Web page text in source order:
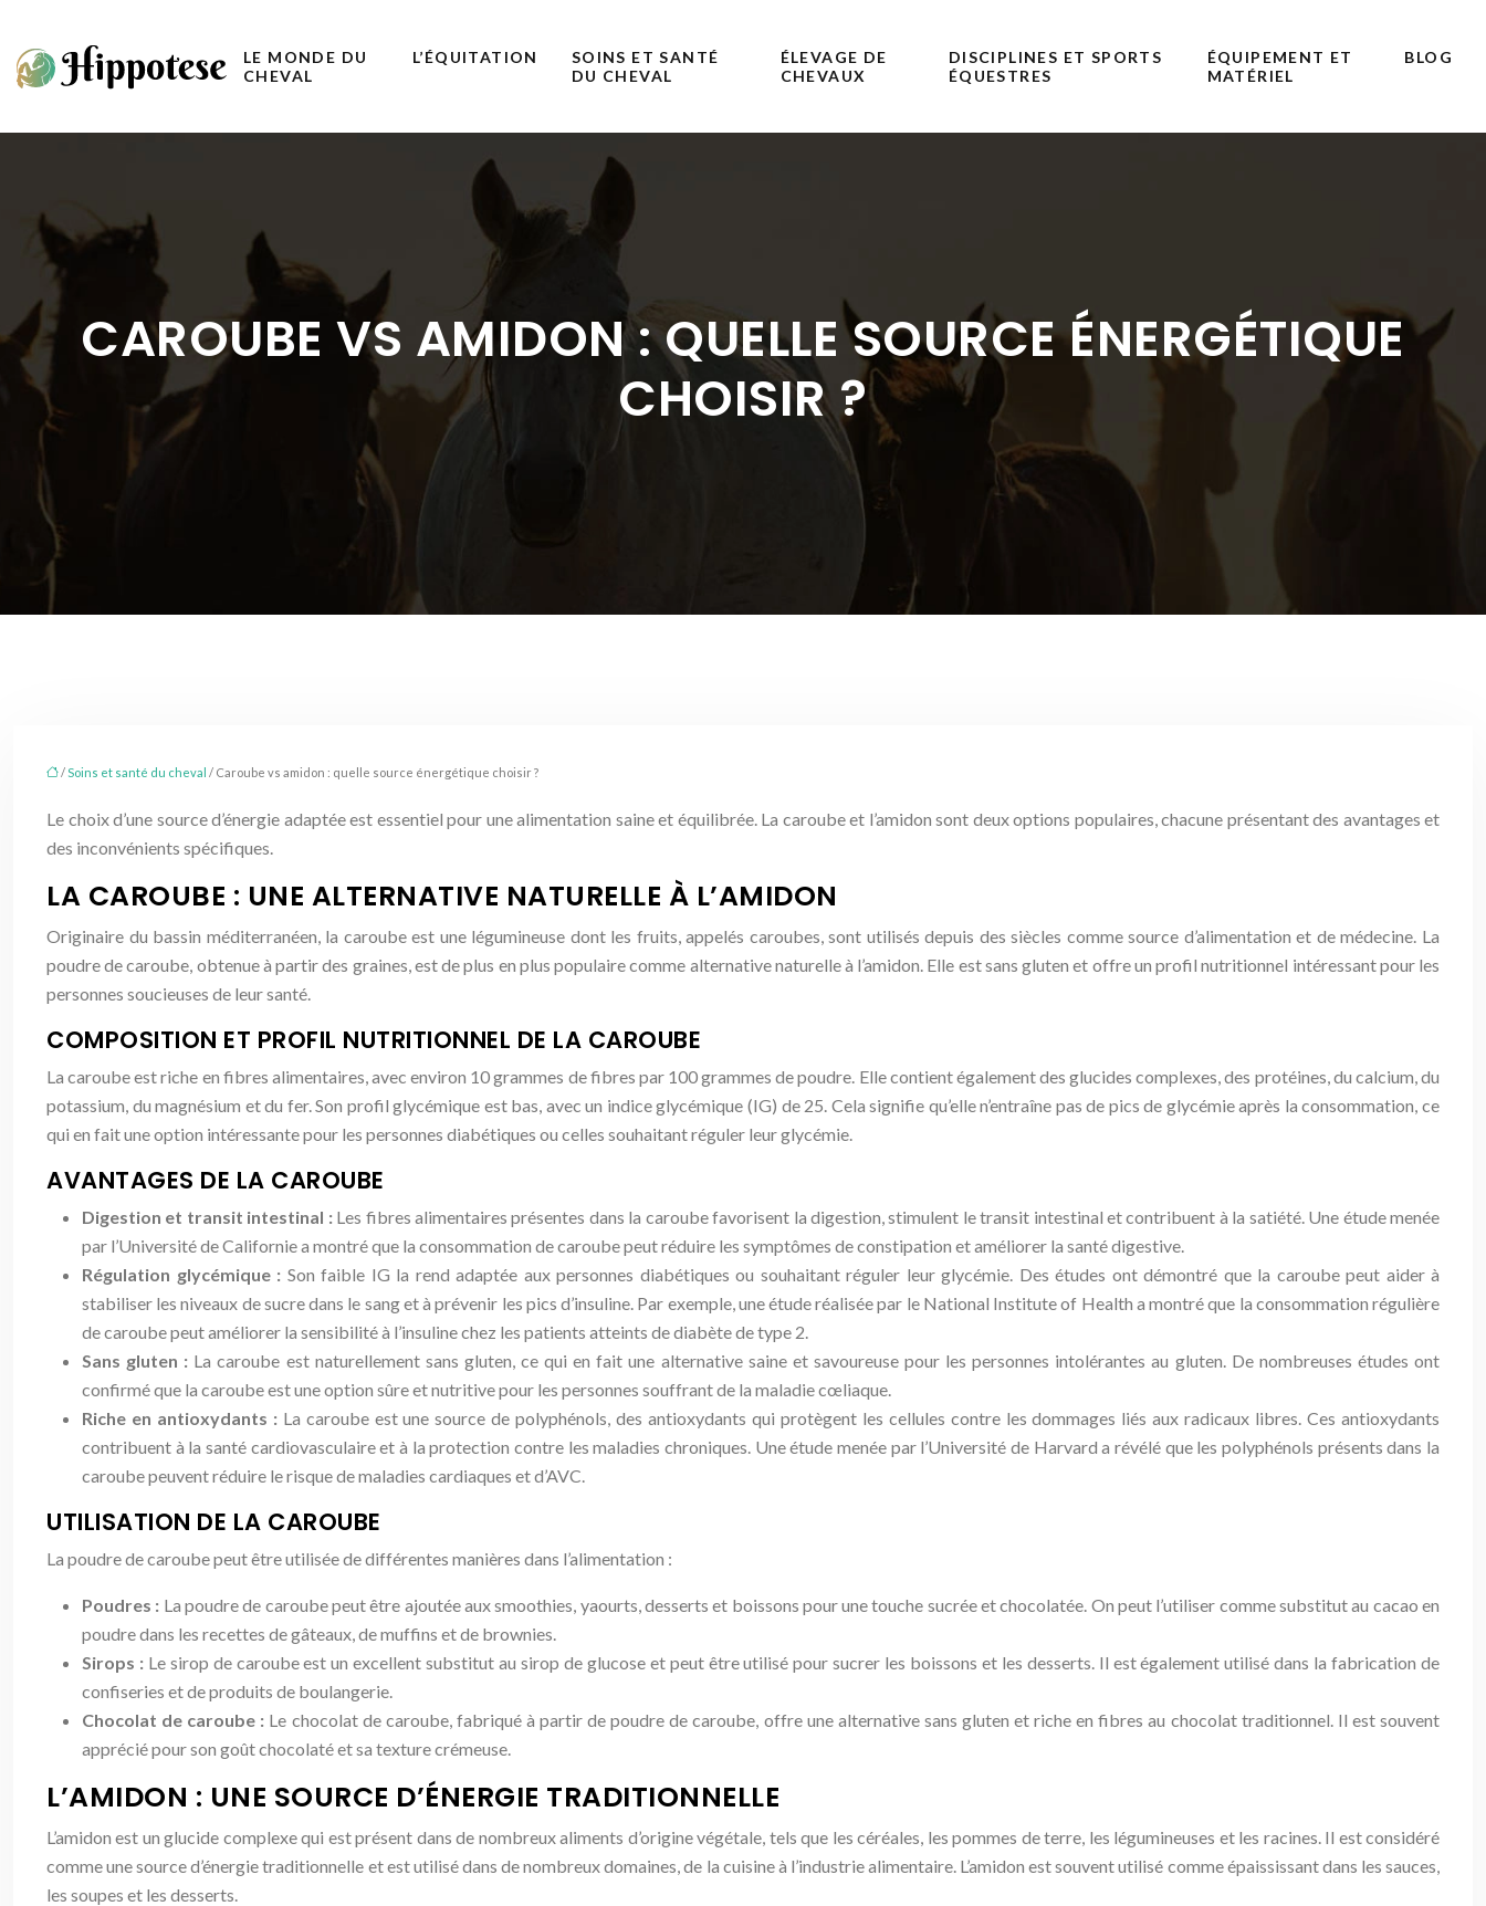
LE MONDE DU
CHEVAL
L’ÉQUITATION
SOINS ET SANTÉ
DU CHEVAL
ÉLEVAGE DE
CHEVAUX
DISCIPLINES ET SPORTS
ÉQUESTRES
ÉQUIPEMENT ET
MATÉRIEL
BLOG
CAROUBE VS AMIDON : QUELLE SOURCE ÉNERGÉTIQUE
CHOISIR ?
/Soins et santé du cheval / Caroube vs amidon : quelle source énergétique choisir ?
Le choix d’une source d’énergie adaptée est essentiel pour une alimentation saine et équilibrée. La caroube et l’amidon sont deux options populaires, chacune présentant des avantages et
des inconvénients spécifiques.
LA CAROUBE : UNE ALTERNATIVE NATURELLE À L’AMIDON
Originaire du bassin méditerranéen, la caroube est une légumineuse dont les fruits, appelés caroubes, sont utilisés depuis des siècles comme source d’alimentation et de médecine. La
poudre de caroube, obtenue à partir des graines, est de plus en plus populaire comme alternative naturelle à l’amidon. Elle est sans gluten et offre un profil nutritionnel intéressant pour les
personnes soucieuses de leur santé.
COMPOSITION ET PROFIL NUTRITIONNEL DE LA CAROUBE
La caroube est riche en fibres alimentaires, avec environ 10 grammes de fibres par 100 grammes de poudre. Elle contient également des glucides complexes, des protéines, du calcium, du
potassium, du magnésium et du fer. Son profil glycémique est bas, avec un indice glycémique (IG) de 25. Cela signifie qu’elle n’entraîne pas de pics de glycémie après la consommation, ce
qui en fait une option intéressante pour les personnes diabétiques ou celles souhaitant réguler leur glycémie.
AVANTAGES DE LA CAROUBE
Digestion et transit intestinal : Les fibres alimentaires présentes dans la caroube favorisent la digestion, stimulent le transit intestinal et contribuent à la satiété. Une étude menée
par l’Université de Californie a montré que la consommation de caroube peut réduire les symptômes de constipation et améliorer la santé digestive.
Régulation glycémique : Son faible IG la rend adaptée aux personnes diabétiques ou souhaitant réguler leur glycémie. Des études ont démontré que la caroube peut aider à
stabiliser les niveaux de sucre dans le sang et à prévenir les pics d’insuline. Par exemple, une étude réalisée par le National Institute of Health a montré que la consommation régulière
de caroube peut améliorer la sensibilité à l’insuline chez les patients atteints de diabète de type 2.
Sans gluten : La caroube est naturellement sans gluten, ce qui en fait une alternative saine et savoureuse pour les personnes intolérantes au gluten. De nombreuses études ont
confirmé que la caroube est une option sûre et nutritive pour les personnes souffrant de la maladie cœliaque.
Riche en antioxydants : La caroube est une source de polyphénols, des antioxydants qui protègent les cellules contre les dommages liés aux radicaux libres. Ces antioxydants
contribuent à la santé cardiovasculaire et à la protection contre les maladies chroniques. Une étude menée par l’Université de Harvard a révélé que les polyphénols présents dans la
caroube peuvent réduire le risque de maladies cardiaques et d’AVC.
UTILISATION DE LA CAROUBE
La poudre de caroube peut être utilisée de différentes manières dans l’alimentation :
Poudres : La poudre de caroube peut être ajoutée aux smoothies, yaourts, desserts et boissons pour une touche sucrée et chocolatée. On peut l’utiliser comme substitut au cacao en
poudre dans les recettes de gâteaux, de muffins et de brownies.
Sirops : Le sirop de caroube est un excellent substitut au sirop de glucose et peut être utilisé pour sucrer les boissons et les desserts. Il est également utilisé dans la fabrication de
confiseries et de produits de boulangerie.
Chocolat de caroube : Le chocolat de caroube, fabriqué à partir de poudre de caroube, offre une alternative sans gluten et riche en fibres au chocolat traditionnel. Il est souvent
apprécié pour son goût chocolaté et sa texture crémeuse.
L’AMIDON : UNE SOURCE D’ÉNERGIE TRADITIONNELLE
L’amidon est un glucide complexe qui est présent dans de nombreux aliments d’origine végétale, tels que les céréales, les pommes de terre, les légumineuses et les racines. Il est considéré
comme une source d’énergie traditionnelle et est utilisé dans de nombreux domaines, de la cuisine à l’industrie alimentaire. L’amidon est souvent utilisé comme épaississant dans les sauces,
les soupes et les desserts.